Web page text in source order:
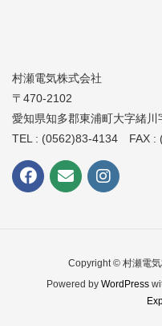
村瀬電気株式会社
〒470-2102
愛知県知多郡東浦町大字緒
TEL : (0562)83-4134 FAX :
Copyright © 村瀬電
Powered by WordPress